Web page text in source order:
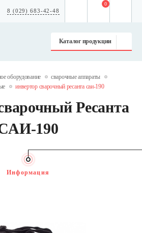
8 (029) 683-42-48
Каталог продукции
0
оборудование
сварочные аппараты
инвертор сварочный ресанта саи-190
Ресанта
190
Информация